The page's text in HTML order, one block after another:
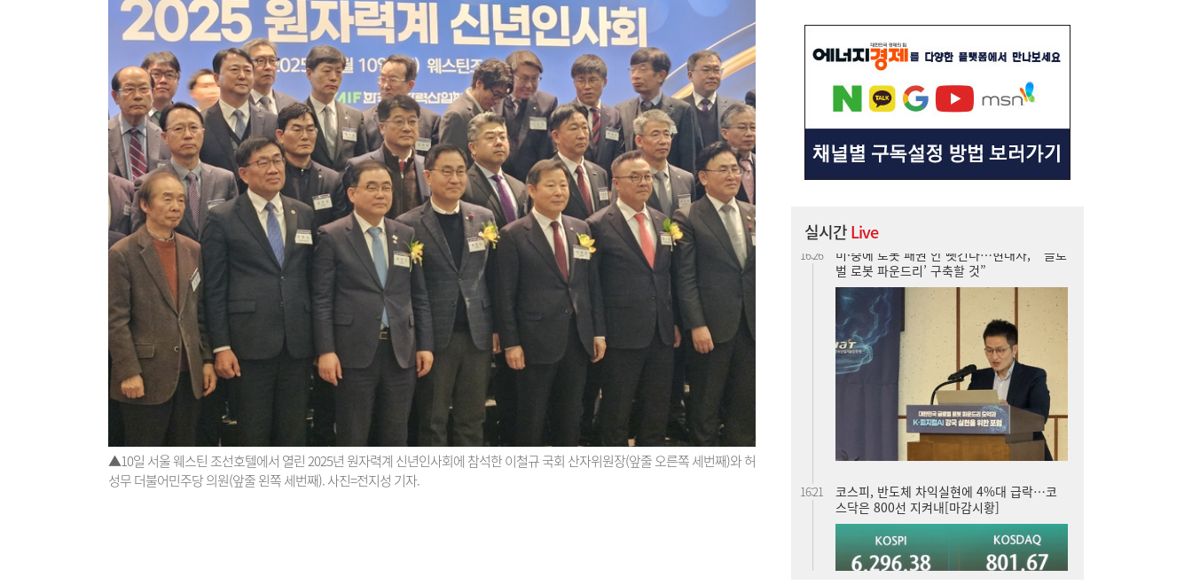
▲10일 서울 웨스틴 조선호텔에서 열린 2025년 원자력계 신년인사회에 참석한 이철규 국회 산자위원장(앞줄 오른쪽 세번째)와 허
성무 더불어민주당 의원(앞줄 왼쪽 세번째). 사진=전지성 기자.
실시간Live
업은행, 비대면 햇살론 출시 外
16:26
미·중에 로봇 패권 안 뺏긴다…현대차, “‘글로
벌 로봇 파운드리’ 구축할 것”
16:21
스닥은 800선 지켜내[마감시황]